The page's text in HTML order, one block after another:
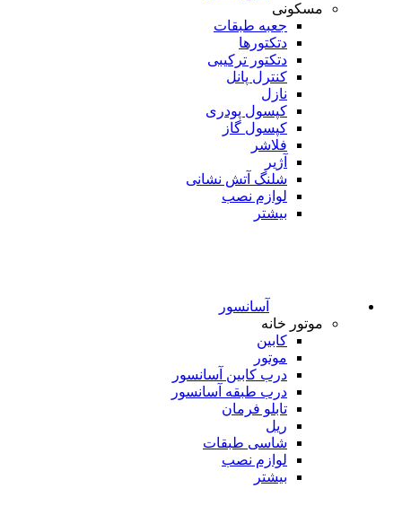
مسکونی
جعبه طبقات
دتکتورها
دتکتور ترکیبی
کنترل پانل
نازل
کپسول پودری
کپسول گاز
فلاشر
آژیر
شلنگ آتش نشانی
لوازم نصب
بیشتر
آسانسور
موتور خانه
کابین
موتور
درب کابین آسانسور
درب طبقه آسانسور
تابلو فرمان
ریل
شاسی طبقات
لوازم نصب
بیشتر